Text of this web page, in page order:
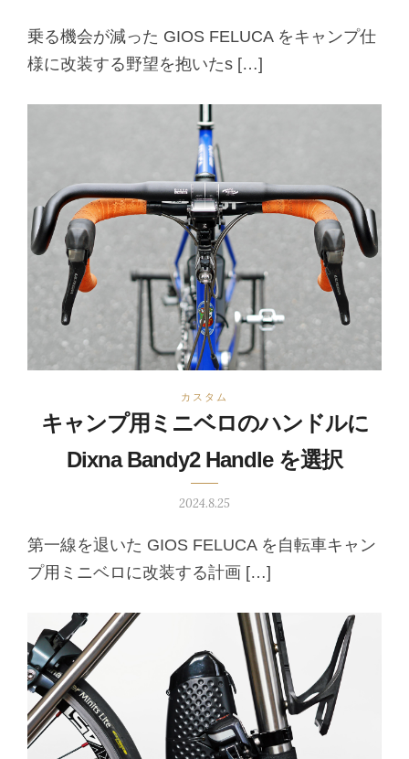
乗る機会が減った GIOS FELUCA をキャンプ仕
様に改装する野望を抱いたs […]
カスタム
キャンプ用ミニベロのハンドルに
Dixna Bandy2 Handle を選択
2024.8.25
第一線を退いた GIOS FELUCA を自転車キャン
プ用ミニベロに改装する計画 […]